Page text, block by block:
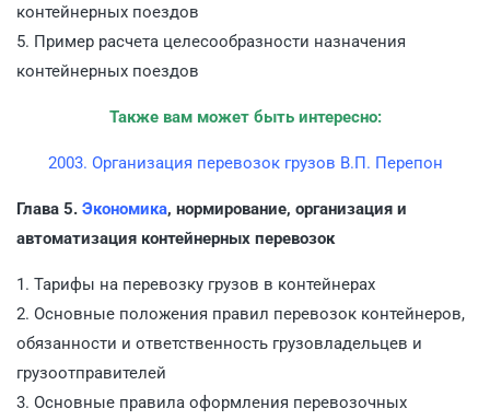
контейнерных поездов
5. Пример расчета целесообразности назначения
контейнерных поездов
Также вам может быть интересно:
2003. Организация перевозок грузов В.П. Перепон
Глава 5. Экономика, нормирование, организация и
автоматизация контейнерных перевозок
1. Тарифы на перевозку грузов в контейнерах
2. Основные положения правил перевозок контейнеров,
обязанности и ответственность грузовладельцев и
грузоотправителей
3. Основные правила оформления перевозочных